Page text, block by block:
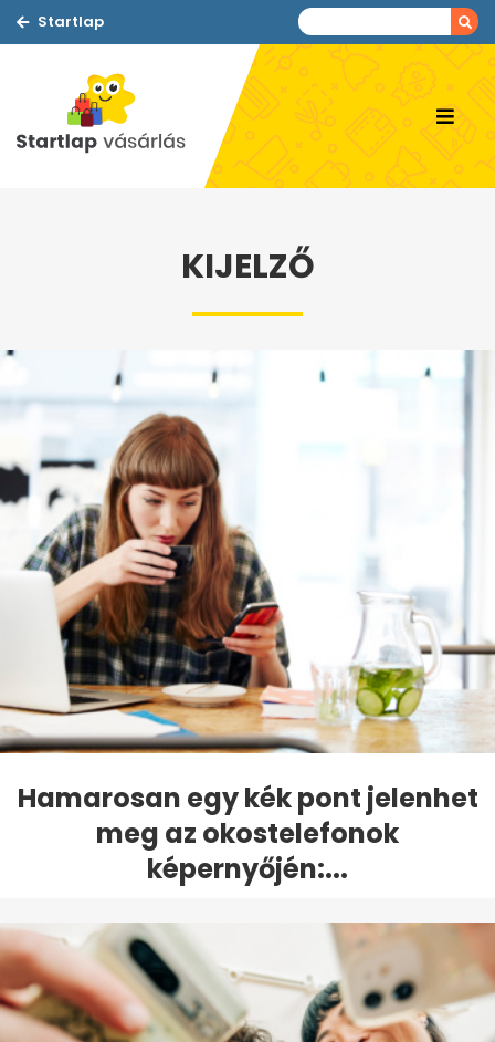
Startlap
KIJELZŐ
Hamarosan egy kék pont jelenhet
meg az okostelefonok
képernyőjén:...